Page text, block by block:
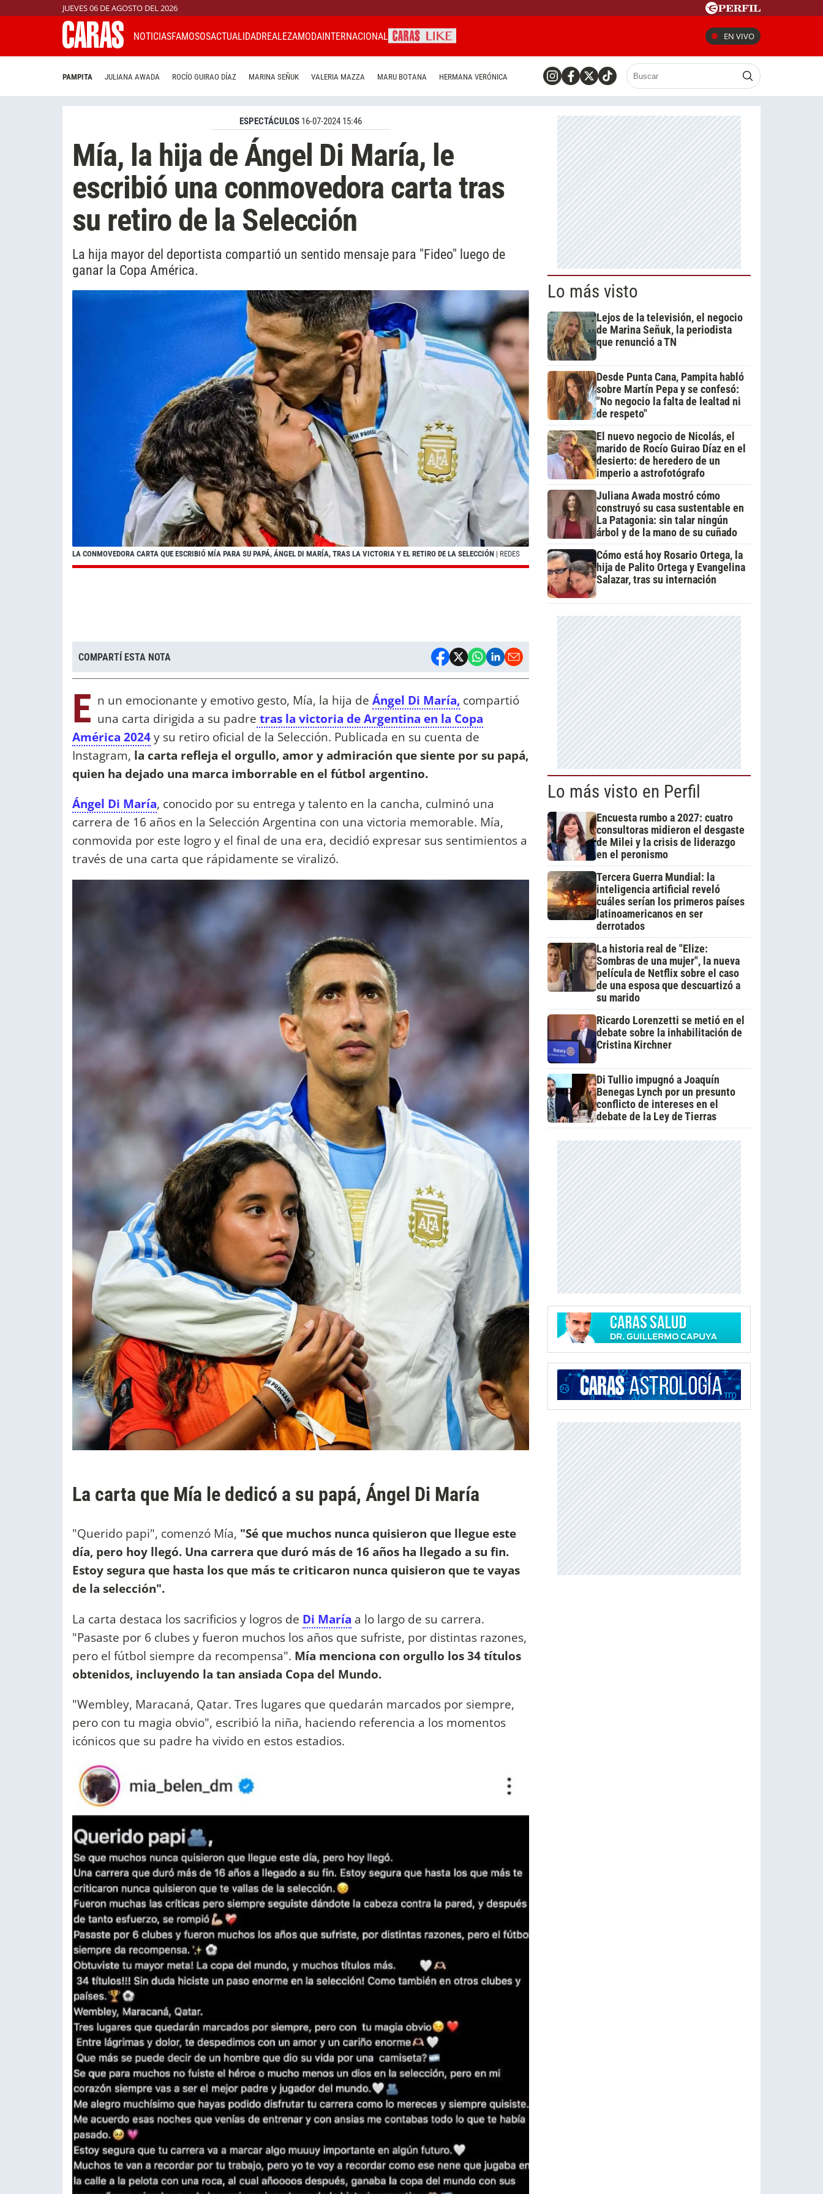
JUEVES 06 DE AGOSTO DEL 2026
NOTICIASFAMOSOSACTUALIDADREALEZAMODAINTERNACIONAL EN VIVO
PAMPITA JULIANA AWADA ROCÍO GUIRAO DÍAZ MARINA SEÑUK VALERIA MAZZA MARU BOTANA HERMANA VERÓNICA
ESPECTÁCULOS 16-07-2024 15:46
Mía, la hija de Ángel Di María, le
escribió una conmovedora carta tras
su retiro de la Selección
La hija mayor del deportista compartió un sentido mensaje para "Fideo" luego de
ganar la Copa América.
LA CONMOVEDORA CARTA QUE ESCRIBIÓ MÍA PARA SU PAPÁ, ÁNGEL DI MARÍA, TRAS LA VICTORIA Y EL RETIRO DE LA SELECCIÓN | REDES
COMPARTÍ ESTA NOTA
E n un emocionante y emotivo gesto, Mía, la hija de Ángel Di María, compartió
una carta dirigida a su padre tras la victoria de Argentina en la Copa
América 2024y su retiro oficial de la Selección. Publicada en su cuenta de
Instagram, la carta refleja el orgullo, amor y admiración que siente por su papá,
quien ha dejado una marca imborrable en el fútbol argentino.
Ángel Di María, conocido por su entrega y talento en la cancha, culminó una
carrera de 16 años en la Selección Argentina con una victoria memorable. Mía,
conmovida por este logro y el final de una era, decidió expresar sus sentimientos a
través de una carta que rápidamente se viralizó.
La carta que Mía le dedicó a su papá, Ángel Di María
"Querido papi", comenzó Mía, "Sé que muchos nunca quisieron que llegue este
día, pero hoy llegó. Una carrera que duró más de 16 años ha llegado a su fin.
Estoy segura que hasta los que más te criticaron nunca quisieron que te vayas
de la selección".
La carta destaca los sacrificios y logros de Di María a lo largo de su carrera.
"Pasaste por 6 clubes y fueron muchos los años que sufriste, por distintas razones,
pero el fútbol siempre da recompensa". Mía menciona con orgullo los 34 títulos
obtenidos, incluyendo la tan ansiada Copa del Mundo.
"Wembley, Maracaná, Qatar. Tres lugares que quedarán marcados por siempre,
pero con tu magia obvio", escribió la niña, haciendo referencia a los momentos
icónicos que su padre ha vivido en estos estadios.
Lo más visto
Lejos de la televisión, el negocio
de Marina Señuk, la periodista
que renunció a TN
Desde Punta Cana, Pampita habló
sobre Martín Pepa y se confesó:
"No negocio la falta de lealtad ni
de respeto"
El nuevo negocio de Nicolás, el
marido de Rocío Guirao Díaz en el
desierto: de heredero de un
imperio a astrofotógrafo
Juliana Awada mostró cómo
construyó su casa sustentable en
La Patagonia: sin talar ningún
árbol y de la mano de su cuñado
Cómo está hoy Rosario Ortega, la
hija de Palito Ortega y Evangelina
Salazar, tras su internación
Lo más visto en Perfil
Encuesta rumbo a 2027: cuatro
consultoras midieron el desgaste
de Milei y la crisis de liderazgo
en el peronismo
Tercera Guerra Mundial: la
inteligencia artificial reveló
cuáles serían los primeros países
latinoamericanos en ser
derrotados
La historia real de "Elize:
Sombras de una mujer", la nueva
película de Netflix sobre el caso
de una esposa que descuartizó a
su marido
Ricardo Lorenzetti se metió en el
debate sobre la inhabilitación de
Cristina Kirchner
Di Tullio impugnó a Joaquín
Benegas Lynch por un presunto
conflicto de intereses en el
debate de la Ley de Tierras